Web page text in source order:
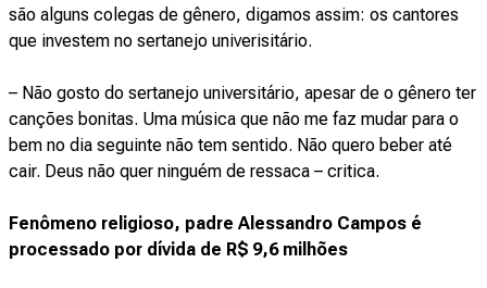
são alguns colegas de gênero, digamos assim: os cantores
que investem no sertanejo univerisitário.
– Não gosto do sertanejo universitário, apesar de o gênero ter
canções bonitas. Uma música que não me faz mudar para o
bem no dia seguinte não tem sentido. Não quero beber até
cair. Deus não quer ninguém de ressaca – critica.
Fenômeno religioso, padre Alessandro Campos é
processado por dívida de R$ 9,6 milhões